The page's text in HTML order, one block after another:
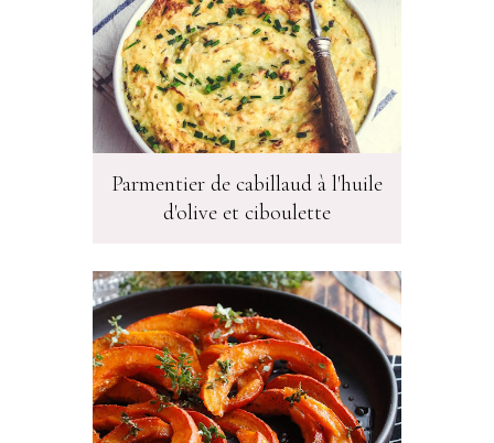
Parmentier de cabillaud à l'huile
d'olive et ciboulette